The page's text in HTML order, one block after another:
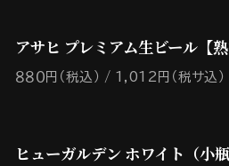
アサヒ プレミアム生ビール【
８８０円（税込） 1,012円（税サ込）
ヒューガルデン ホワイト（小瓶